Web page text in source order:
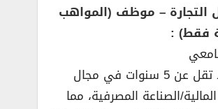
التجارة – موظف (المواهب
فقط) :
– خبرة لا تقل عن 5 سنوات في مجال
الصناعة المصرفية، مما